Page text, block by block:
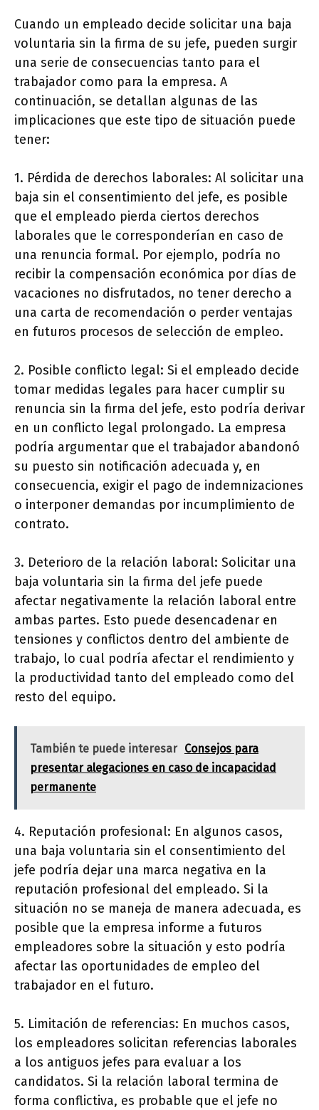
Cuando un empleado decide solicitar una baja
voluntaria sin la firma de su jefe, pueden surgir
una serie de consecuencias tanto para el
trabajador como para la empresa. A
continuación, se detallan algunas de las
implicaciones que este tipo de situación puede
tener:
1. Pérdida de derechos laborales: Al solicitar una
baja sin el consentimiento del jefe, es posible
que el empleado pierda ciertos derechos
laborales que le corresponderían en caso de
una renuncia formal. Por ejemplo, podría no
recibir la compensación económica por días de
vacaciones no disfrutados, no tener derecho a
una carta de recomendación o perder ventajas
en futuros procesos de selección de empleo.
2. Posible conflicto legal: Si el empleado decide
tomar medidas legales para hacer cumplir su
renuncia sin la firma del jefe, esto podría derivar
en un conflicto legal prolongado. La empresa
podría argumentar que el trabajador abandonó
su puesto sin notificación adecuada y, en
consecuencia, exigir el pago de indemnizaciones
o interponer demandas por incumplimiento de
contrato.
3. Deterioro de la relación laboral: Solicitar una
baja voluntaria sin la firma del jefe puede
afectar negativamente la relación laboral entre
ambas partes. Esto puede desencadenar en
tensiones y conflictos dentro del ambiente de
trabajo, lo cual podría afectar el rendimiento y
la productividad tanto del empleado como del
resto del equipo.
También te puede interesar Consejos para
presentar alegaciones en caso de incapacidad
permanente
4. Reputación profesional: En algunos casos,
una baja voluntaria sin el consentimiento del
jefe podría dejar una marca negativa en la
reputación profesional del empleado. Si la
situación no se maneja de manera adecuada, es
posible que la empresa informe a futuros
empleadores sobre la situación y esto podría
afectar las oportunidades de empleo del
trabajador en el futuro.
5. Limitación de referencias: En muchos casos,
los empleadores solicitan referencias laborales
a los antiguos jefes para evaluar a los
candidatos. Si la relación laboral termina de
forma conflictiva, es probable que el jefe no